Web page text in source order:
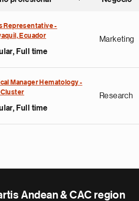
Representative -
Ecuador
Full time
Marketing
Manager Hematology -
Cluster
Full time
Research
Andean & CAC region